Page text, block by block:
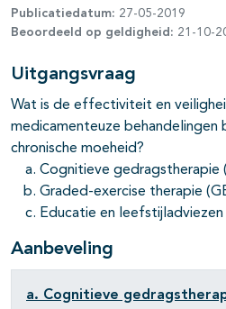
Publicatiedatum: 27-05-2019
Beoordeeld op geldigheid: 21-10-
Uitgangsvraag
Wat is de effectiviteit en
medicamenteuze behandelingen
chronische moeheid?
Cognitieve gedragstherapie
Graded-exercise therapie
Educatie en leefstijladviezen
Aanbeveling
a. Cognitieve